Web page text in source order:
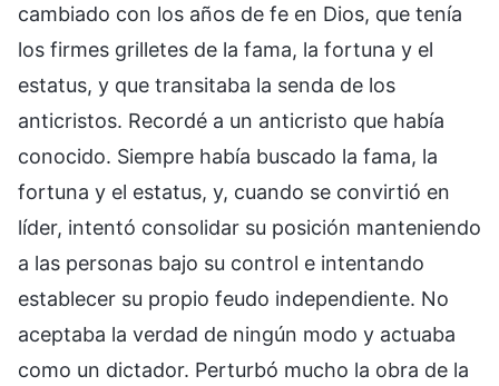
cambiado con los años de fe en Dios, que tenía
los firmes grilletes de la fama, la fortuna y el
estatus, y que transitaba la senda de los
anticristos. Recordé a un anticristo que había
conocido. Siempre había buscado la fama, la
fortuna y el estatus, y, cuando se convirtió en
líder, intentó consolidar su posición manteniendo
a las personas bajo su control e intentando
establecer su propio feudo independiente. No
aceptaba la verdad de ningún modo y actuaba
como un dictador. Perturbó mucho la obra de la